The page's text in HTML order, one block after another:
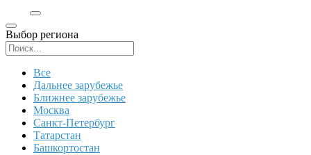
Выбор региона
Все
Дальнее зарубежье
Ближнее зарубежье
Москва
Санкт-Петербург
Татарстан
Башкортостан